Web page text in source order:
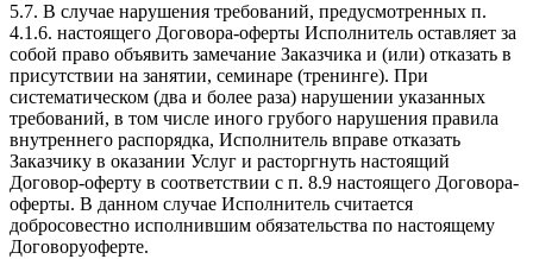
5.7. В случае нарушения требований, предусмотренных п.
4.1.6. настоящего Договора-оферты Исполнитель оставляет за
собой право объявить замечание Заказчика и (или) отказать в
присутствии на занятии, семинаре (тренинге). При
систематическом (два и более раза) нарушении указанных
требований, в том числе иного грубого нарушения правила
внутреннего распорядка, Исполнитель вправе отказать
Заказчику в оказании Услуг и расторгнуть настоящий
Договор-оферту в соответствии с п. 8.9 настоящего Договора-
оферты. В данном случае Исполнитель считается
добросовестно исполнившим обязательства по настоящему
Договоруоферте.